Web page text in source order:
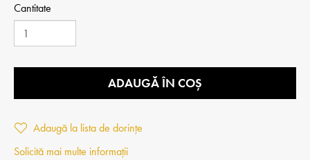
Cantitate
ADAUGĂ ÎN COȘ
Adaugă la lista de dorințe
Solicită mai multe informații